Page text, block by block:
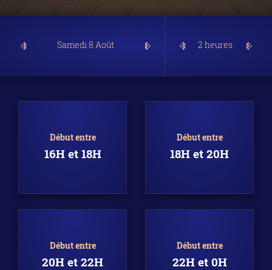
2 heures
Début entre
16H et 18H
Début entre
18H et 20H
Début entre
20H et 22H
Début entre
22H et 0H